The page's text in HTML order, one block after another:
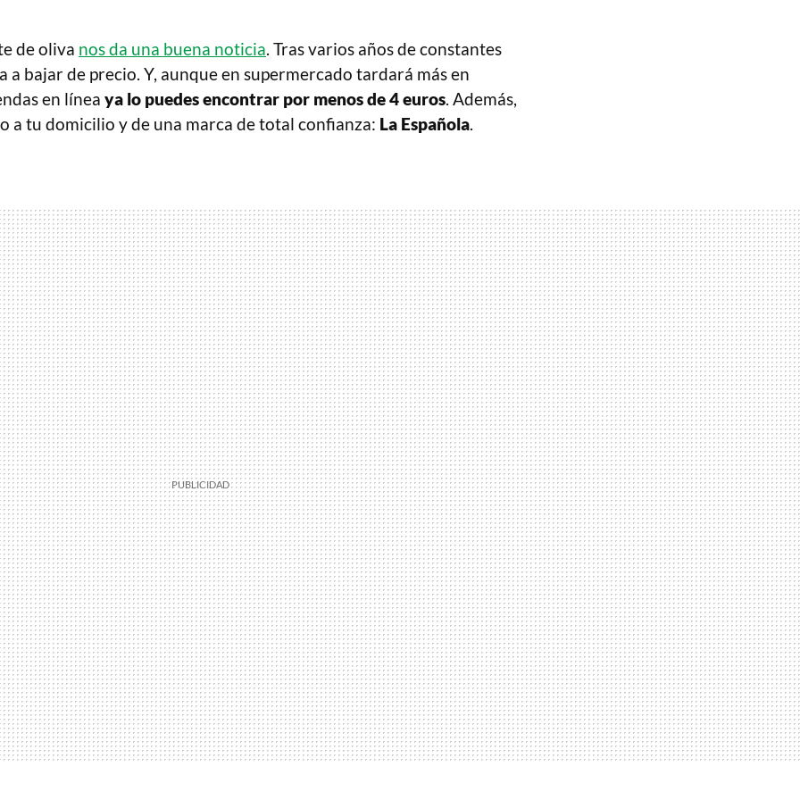
de oliva nos da una buena noticia. Tras varios años de constantes
a bajar de precio. Y, aunque en supermercado tardará más en
en línea ya lo puedes encontrar por menos de 4 euros. Además,
a tu domicilio y de una marca de total confianza: La Española.